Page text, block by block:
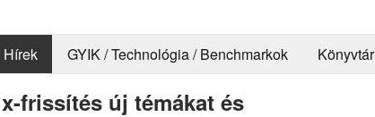
Hírek GYIK / Technológia / Benchmarkok Könyvtár
frissítés új témákat és